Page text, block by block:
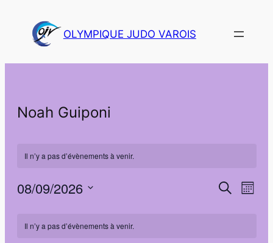
OLYMPIQUE JUDO VAROIS
Noah Guiponi
Il n’y a pas d’évènements à venir.
Recherche
Mois
08/09/2026
une
Calendrier
Il n’y a pas d’évènements à venir.